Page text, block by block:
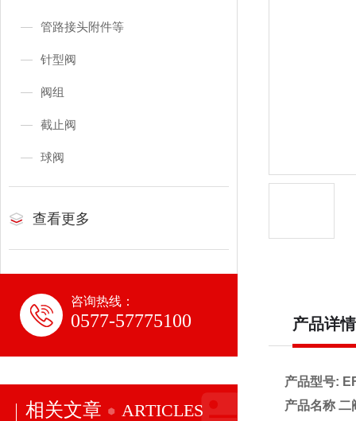
管路接头附件等
针型阀
阀组
截止阀
球阀
查看更多
咨询热线：
0577-57775100
相关文章 ARTICLES
产品详情
产品型号:
产品名称 二